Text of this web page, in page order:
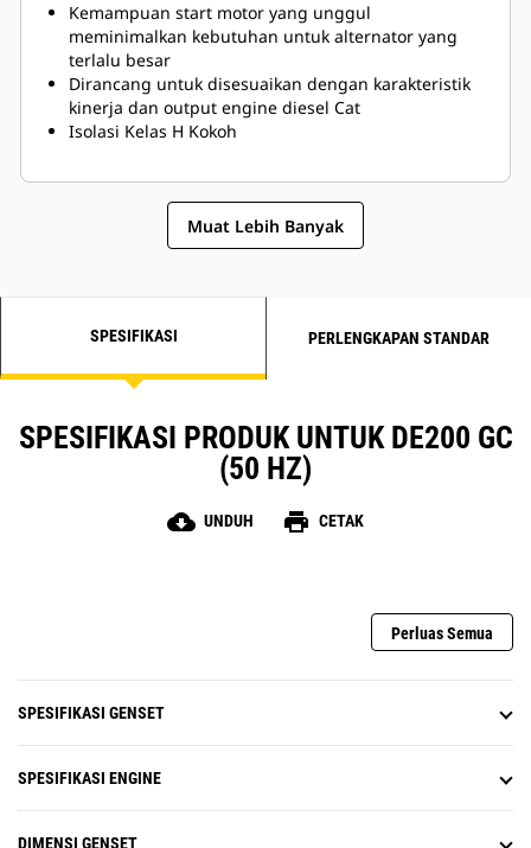
Kemampuan start motor yang unggul
meminimalkan kebutuhan untuk alternator yang
terlalu besar
Dirancang untuk disesuaikan dengan karakteristik
kinerja dan output engine diesel Cat
Isolasi Kelas H Kokoh
Muat Lebih Banyak
SPESIFIKASI PERLENGKAPAN STANDAR
SPESIFIKASI PRODUK UNTUK DE200 GC
(50 HZ)
cloud_download UNDUH print CETAK
Perluas Semua
SPESIFIKASI GENSET
SPESIFIKASI ENGINE
DIMENSI GENSET